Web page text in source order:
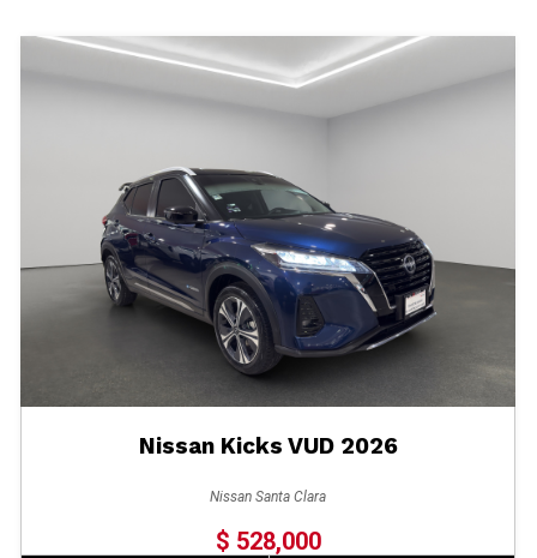
Nissan Kicks VUD 2026
Nissan Santa Clara
$ 528,000